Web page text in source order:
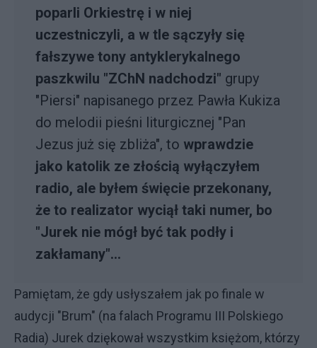
poparli Orkiestrę i w niej
uczestniczyli, a w tle sączyły się
fałszywe tony antyklerykalnego
paszkwilu "ZChN nadchodzi" grupy
"Piersi" napisanego przez Pawła Kukiza
do melodii pieśni liturgicznej "Pan
Jezus już się zbliża", to wprawdzie
jako katolik ze złością wyłączyłem
radio, ale byłem święcie przekonany,
że to realizator wyciął taki numer, bo
"Jurek nie mógł być tak podły i
zakłamany"...
Pamiętam, że gdy usłyszałem jak po finale w
audycji "Brum" (na falach Programu III Polskiego
Radia) Jurek dziękował wszystkim księżom, którzy